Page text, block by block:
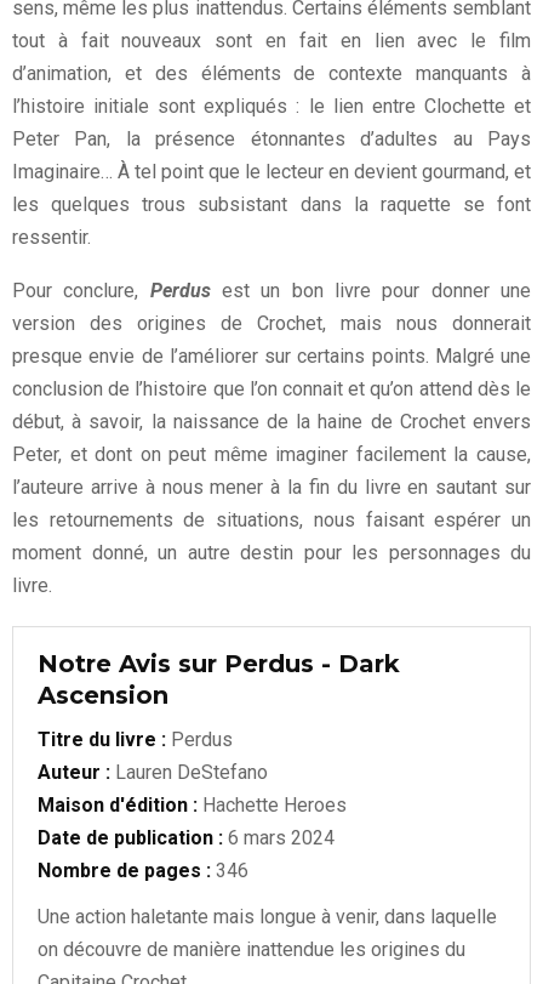
sens, même les plus inattendus. Certains éléments semblant
tout à fait nouveaux sont en fait en lien avec le film
d’animation, et des éléments de contexte manquants à
l’histoire initiale sont expliqués : le lien entre Clochette et
Peter Pan, la présence étonnantes d’adultes au Pays
Imaginaire… À tel point que le lecteur en devient gourmand, et
les quelques trous subsistant dans la raquette se font
ressentir.
Pour conclure, Perdusest un bon livre pour donner une
version des origines de Crochet, mais nous donnerait
presque envie de l’améliorer sur certains points. Malgré une
conclusion de l’histoire que l’on connait et qu’on attend dès le
début, à savoir, la naissance de la haine de Crochet envers
Peter, et dont on peut même imaginer facilement la cause,
l’auteure arrive à nous mener à la fin du livre en sautant sur
les retournements de situations, nous faisant espérer un
moment donné, un autre destin pour les personnages du
livre.
Notre Avis sur Perdus - Dark
Ascension
Titre du livre : Perdus
Auteur : Lauren DeStefano
Maison d'édition : Hachette Heroes
Date de publication : 6 mars 2024
Nombre de pages : 346
Une action haletante mais longue à venir, dans laquelle
on découvre de manière inattendue les origines du